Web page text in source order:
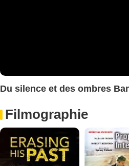
Du silence et des ombres
Filmographie